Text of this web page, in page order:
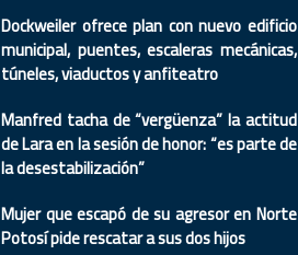
Dockweiler ofrece plan con nuevo edificio
municipal, puentes, escaleras mecánicas,
túneles, viaductos y anfiteatro
Manfred tacha de “vergüenza” la actitud
de Lara en la sesión de honor: “es parte de
la desestabilización”
Mujer que escapó de su agresor en Norte
Potosí pide rescatar a sus dos hijos